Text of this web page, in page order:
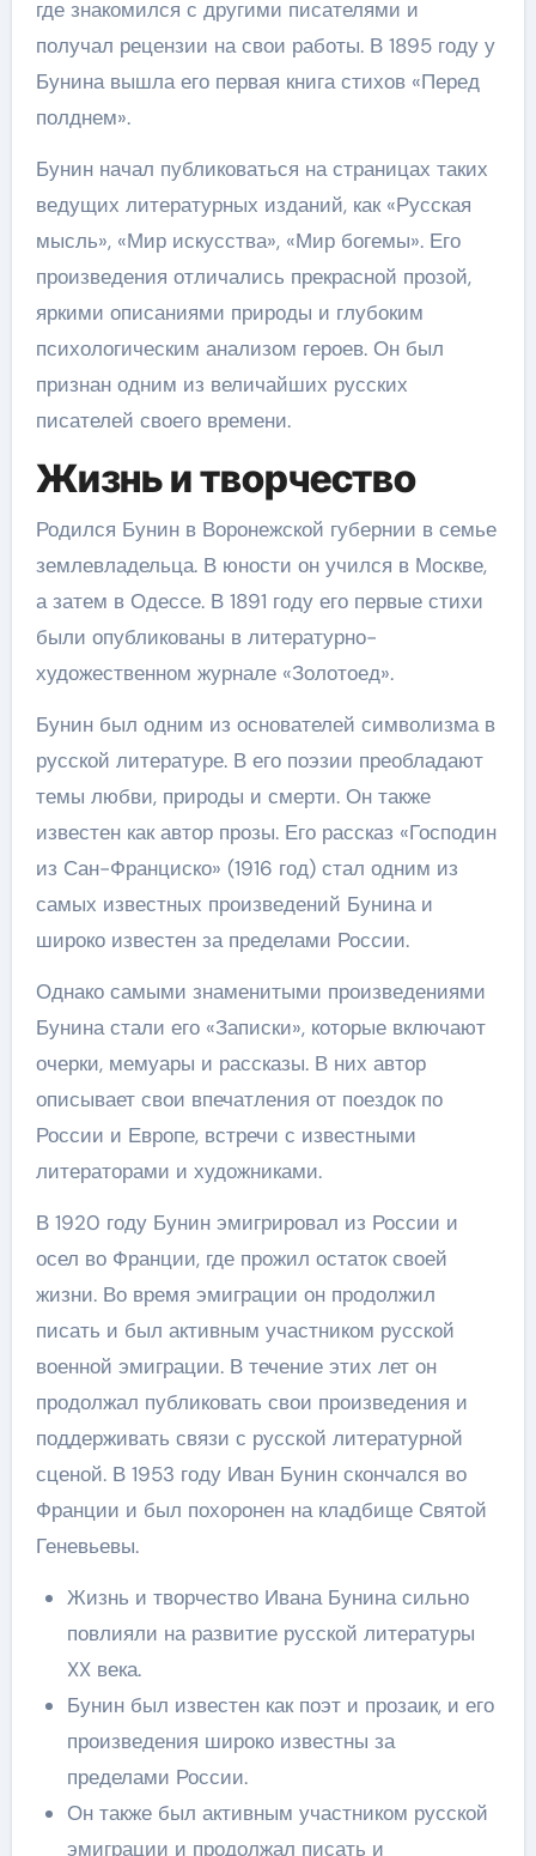
где знакомился с другими писателями и
получал рецензии на свои работы. В 1895 году у
Бунина вышла его первая книга стихов «Перед
полднем».
Бунин начал публиковаться на страницах таких
ведущих литературных изданий, как «Русская
мысль», «Мир искусства», «Мир богемы». Его
произведения отличались прекрасной прозой,
яркими описаниями природы и глубоким
психологическим анализом героев. Он был
признан одним из величайших русских
писателей своего времени.
Жизнь и творчество
Родился Бунин в Воронежской губернии в семье
землевладельца. В юности он учился в Москве,
а затем в Одессе. В 1891 году его первые стихи
были опубликованы в литературно-
художественном журнале «Золотоед».
Бунин был одним из основателей символизма в
русской литературе. В его поэзии преобладают
темы любви, природы и смерти. Он также
известен как автор прозы. Его рассказ «Господин
из Сан-Франциско» (1916 год) стал одним из
самых известных произведений Бунина и
широко известен за пределами России.
Однако самыми знаменитыми произведениями
Бунина стали его «Записки», которые включают
очерки, мемуары и рассказы. В них автор
описывает свои впечатления от поездок по
России и Европе, встречи с известными
литераторами и художниками.
В 1920 году Бунин эмигрировал из России и
осел во Франции, где прожил остаток своей
жизни. Во время эмиграции он продолжил
писать и был активным участником русской
военной эмиграции. В течение этих лет он
продолжал публиковать свои произведения и
поддерживать связи с русской литературной
сценой. В 1953 году Иван Бунин скончался во
Франции и был похоронен на кладбище Святой
Геневьевы.
Жизнь и творчество Ивана Бунина сильно
повлияли на развитие русской литературы
XX века.
Бунин был известен как поэт и прозаик, и его
произведения широко известны за
пределами России.
Он также был активным участником русской
эмиграции и продолжал писать и